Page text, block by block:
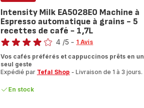
Intensity Milk EA5028E0 Machine à
Espresso automatique à grains - 5
recettes de café - 1,7L
Note
4
étoiles
4 /5 - 1 Avis
Vos cafés préférés et cappuccinos prêts en un
seul geste
Expédié par Tefal Shop - Livraison de 1 à 3 jours.
En stock